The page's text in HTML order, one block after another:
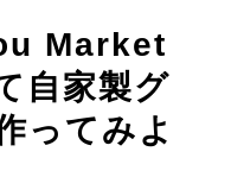
Market
自家製グ
ってみよ